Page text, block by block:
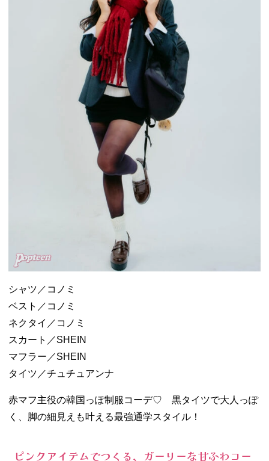
シャツ／コノミ
ベスト／コノミ
ネクタイ／コノミ
スカート／SHEIN
マフラー／SHEIN
タイツ／チュチュアンナ
赤マフ主役の韓国っぽ制服コーデ♡ 黒タイツで大人っぽ
く、脚の細見えも叶える最強通学スタイル！
ピンクアイテムでつくる、ガーリーな甘ふわコー